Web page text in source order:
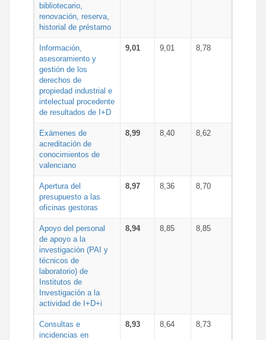
bibliotecario,
renovación, reserva,
historial de préstamo
Información,
asesoramiento y
gestión de los
derechos de
propiedad industrial e
intelectual procedente
de resultados de I+D
9,01 9,01 8,78
Exámenes de
acreditación de
conocimientos de
valenciano
8,99 8,40 8,62
Apertura del
presupuesto a las
oficinas gestoras
8,97 8,36 8,70
Apoyo del personal
de apoyo a la
investigación (PAI y
técnicos de
laboratorio) de
Institutos de
Investigación a la
actividad de I+D+i
8,94 8,85 8,85
Consultas e
incidencias en
8,93 8,64 8,73